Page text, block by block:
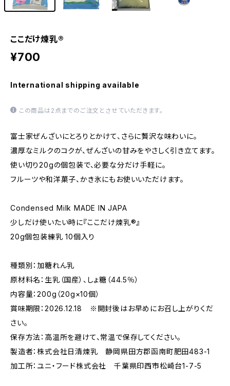
ここだけ煉乳®
¥700
International shipping available
この商品は2点までのご注文とさせていただきます。
富士家ぜんざいにとろりとかけて、さらに贅沢な味わいに。
濃厚なミルクのコクが、ぜんざいの甘みをやさしく引き立てます。
使い切り20gの個包装で、必要な分だけ手軽に。
フルーツや和洋菓子、かき氷にもお使いいただけます。
Condensed Milk MADE IN JAPA
少しだけ使いたい時に『ここだけ煉乳®』
20g個包装練乳 10個入り
種類別：加糖れん乳
原材料名：生乳（国産）、しょ糖（44.5％）
内容量：200g（20g×10個）
賞味期限：2026.12.18 ※開封後はお早めにお召し上がりくだ
さい。
保存方法：高温所を避けて、常温で保存してください。
製造者：株式会社日清煉乳 静岡県田方郡函南町肥田483-1
加工所：ユニ・フード株式会社 千葉県印西市松崎台1-7-5